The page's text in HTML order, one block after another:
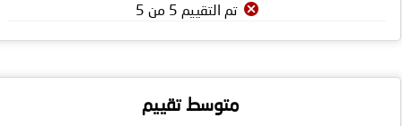
تم التقييم 5 من 5
متوسط ​​تقييم